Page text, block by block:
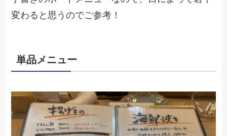
変わると思うのでご参考！
単品メニュー